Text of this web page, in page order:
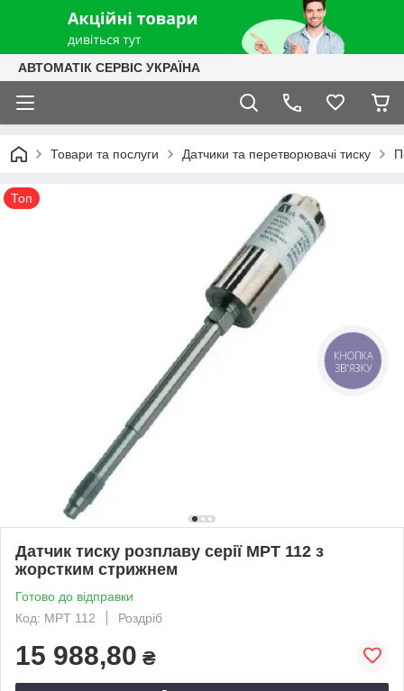
АВТОМАТІК СЕРВІС УКРАЇНА
Товари та послуги Датчики та перетворювачі тиску
Топ
Датчик тиску розплаву серії MPT 112 з
жорстким стрижнем
Готово до відправки
Код: MPT 112
Роздріб
15 988,80 ₴
КНОПКА
ЗВ'ЯЗКУ